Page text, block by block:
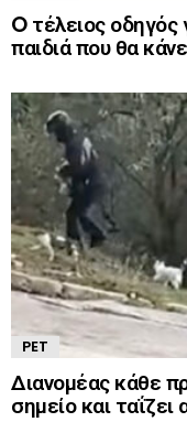
O τέλειος
παιδιά που θα
PET
Διανομέας κάθε
σημείο και